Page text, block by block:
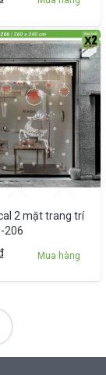
2 mặt trang trí
206
Mua hàng